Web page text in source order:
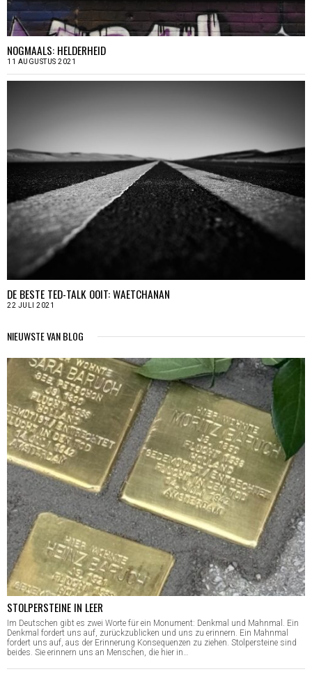
NOGMAALS: HELDERHEID
11 AUGUSTUS 2021
DE BESTE TED-TALK OOIT: WAETCHANAN
22 JULI 2021
NIEUWSTE VAN BLOG
STOLPERSTEINE IN LEER
Im Deutschen gibt es zwei Worte für ein Monument: Denkmal und Mahnmal. Ein
Denkmal fordert uns auf, zurückzublicken und uns zu erinnern. Ein Mahnmal
fordert uns auf, aus der Erinnerung Konsequenzen zu ziehen. Stolpersteine sind
beides. Sie erinnern uns an Menschen, die hier in…